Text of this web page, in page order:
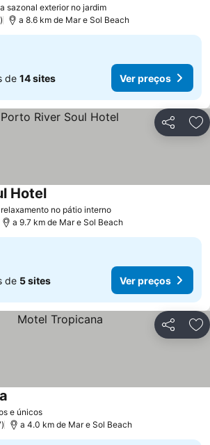
sazonal exterior no jardimVer preços
a 8.6 km de Mar e Sol Beach
de 14 sites Ver preços
Partilhar
no pátio internoVer preços
HotelVer preços
a 9.7 km de Mar e Sol Beach
de 5 sites Ver preços
Partilhar
e únicosVer preços
a 4.0 km de Mar e Sol Beach